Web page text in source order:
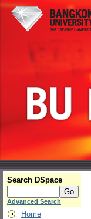
Search DSpace
Advanced Search
Home